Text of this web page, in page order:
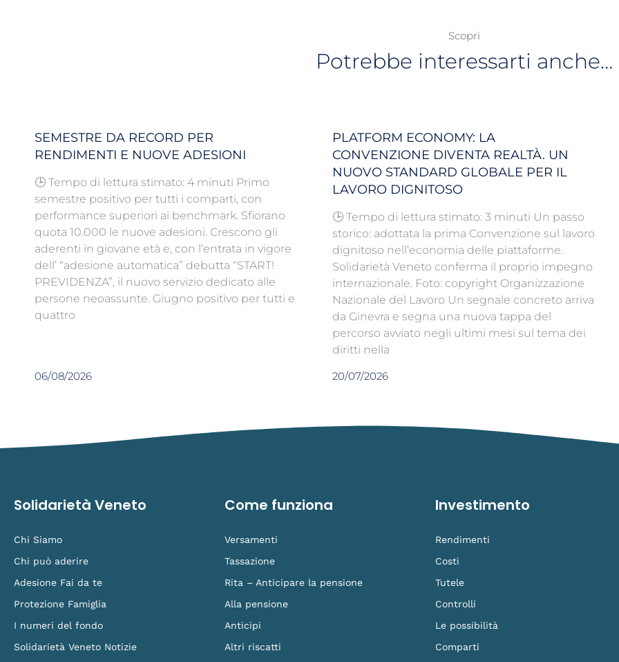
Scopri
Potrebbe interessarti anche…
SEMESTRE DA RECORD PER
RENDIMENTI E NUOVE ADESIONI
🕒 Tempo di lettura stimato: 4 minuti Primo
semestre positivo per tutti i comparti, con
performance superiori ai benchmark. Sfiorano
quota 10.000 le nuove adesioni. Crescono gli
aderenti in giovane età e, con l’entrata in vigore
dell’ “adesione automatica” debutta “START!
PREVIDENZA”, il nuovo servizio dedicato alle
persone neoassunte. Giugno positivo per tutti e
quattro
06/08/2026
PLATFORM ECONOMY: LA
CONVENZIONE DIVENTA REALTÀ. UN
NUOVO STANDARD GLOBALE PER IL
LAVORO DIGNITOSO
🕒 Tempo di lettura stimato: 3 minuti Un passo
storico: adottata la prima Convenzione sul lavoro
dignitoso nell’economia delle piattaforme.
Solidarietà Veneto conferma il proprio impegno
internazionale. Foto: copyright Organizzazione
Nazionale del Lavoro Un segnale concreto arriva
da Ginevra e segna una nuova tappa del
percorso avviato negli ultimi mesi sul tema dei
diritti nella
20/07/2026
Solidarietà Veneto
Chi Siamo
Chi può aderire
Adesione Fai da te
Protezione Famiglia
I numeri del fondo
Solidarietà Veneto Notizie
Come funziona
Versamenti
Tassazione
Rita – Anticipare la pensione
Alla pensione
Anticipi
Altri riscatti
Investimento
Rendimenti
Costi
Tutele
Controlli
Le possibilità
Comparti